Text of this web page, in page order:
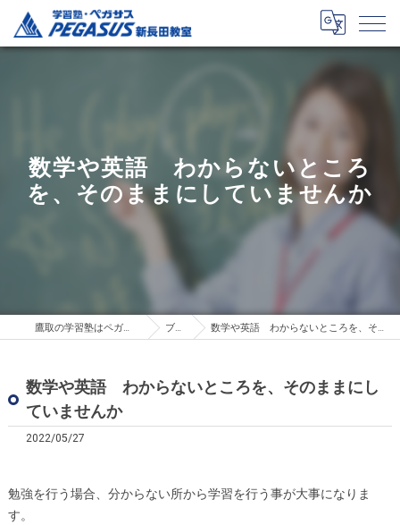
数学や英語 わからないところ
を、そのままにしていませんか
鷹取の学習塾はペガサス新長田教室 ブログ 数学や英語 わからないところを、そのままにしていませんか
数学や英語 わからないところを、そのままにし
ていませんか
2022/05/27
勉強を行う場合、分からない所から学習を行う事が大事になりま
す。